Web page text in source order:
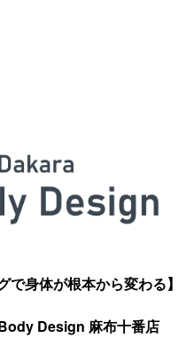
で身体が根本から変わる】
Design 麻布十番店